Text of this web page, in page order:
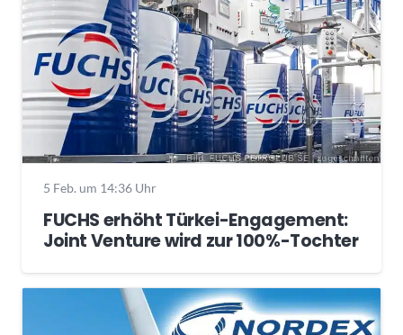
5 Feb. um 14:36 Uhr
FUCHS erhöht Türkei-Engagement:
Joint Venture wird zur 100%-Tochter